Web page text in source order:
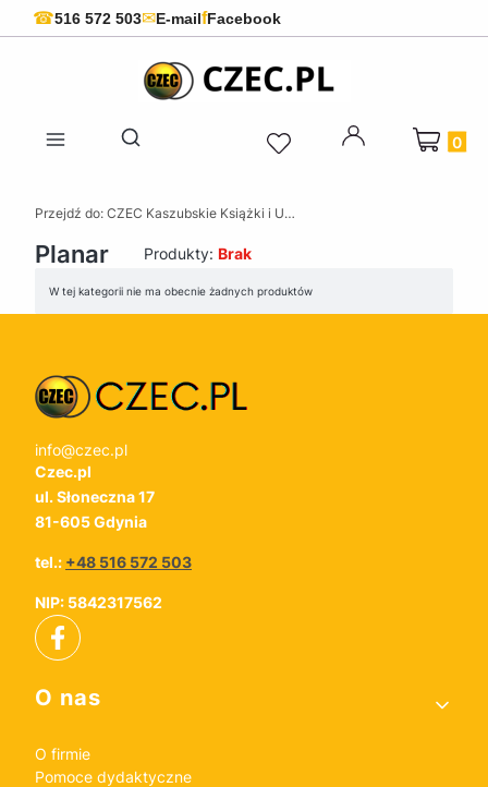
☎516 572 503✉E-mailfFacebook
Otwórz wyszukiwarkę
Produkty
Przejdź do: CZEC Kaszubskie Książki i Upominki - Pamiątki z Kaszub
Planar Produkty: Brak
Lista produktów
W tej kategorii nie ma obecnie żadnych produktów
info@czec.pl
Czec.pl
ul. Słoneczna 17
81-605 Gdynia
tel.: +48 516 572 503
NIP: 5842317562
Linki w stopce
O nas
O firmie
Pomoce dydaktyczne